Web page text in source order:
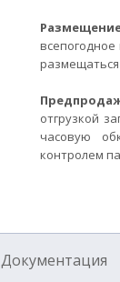
отгрузкой
часовую
контролем
Документация